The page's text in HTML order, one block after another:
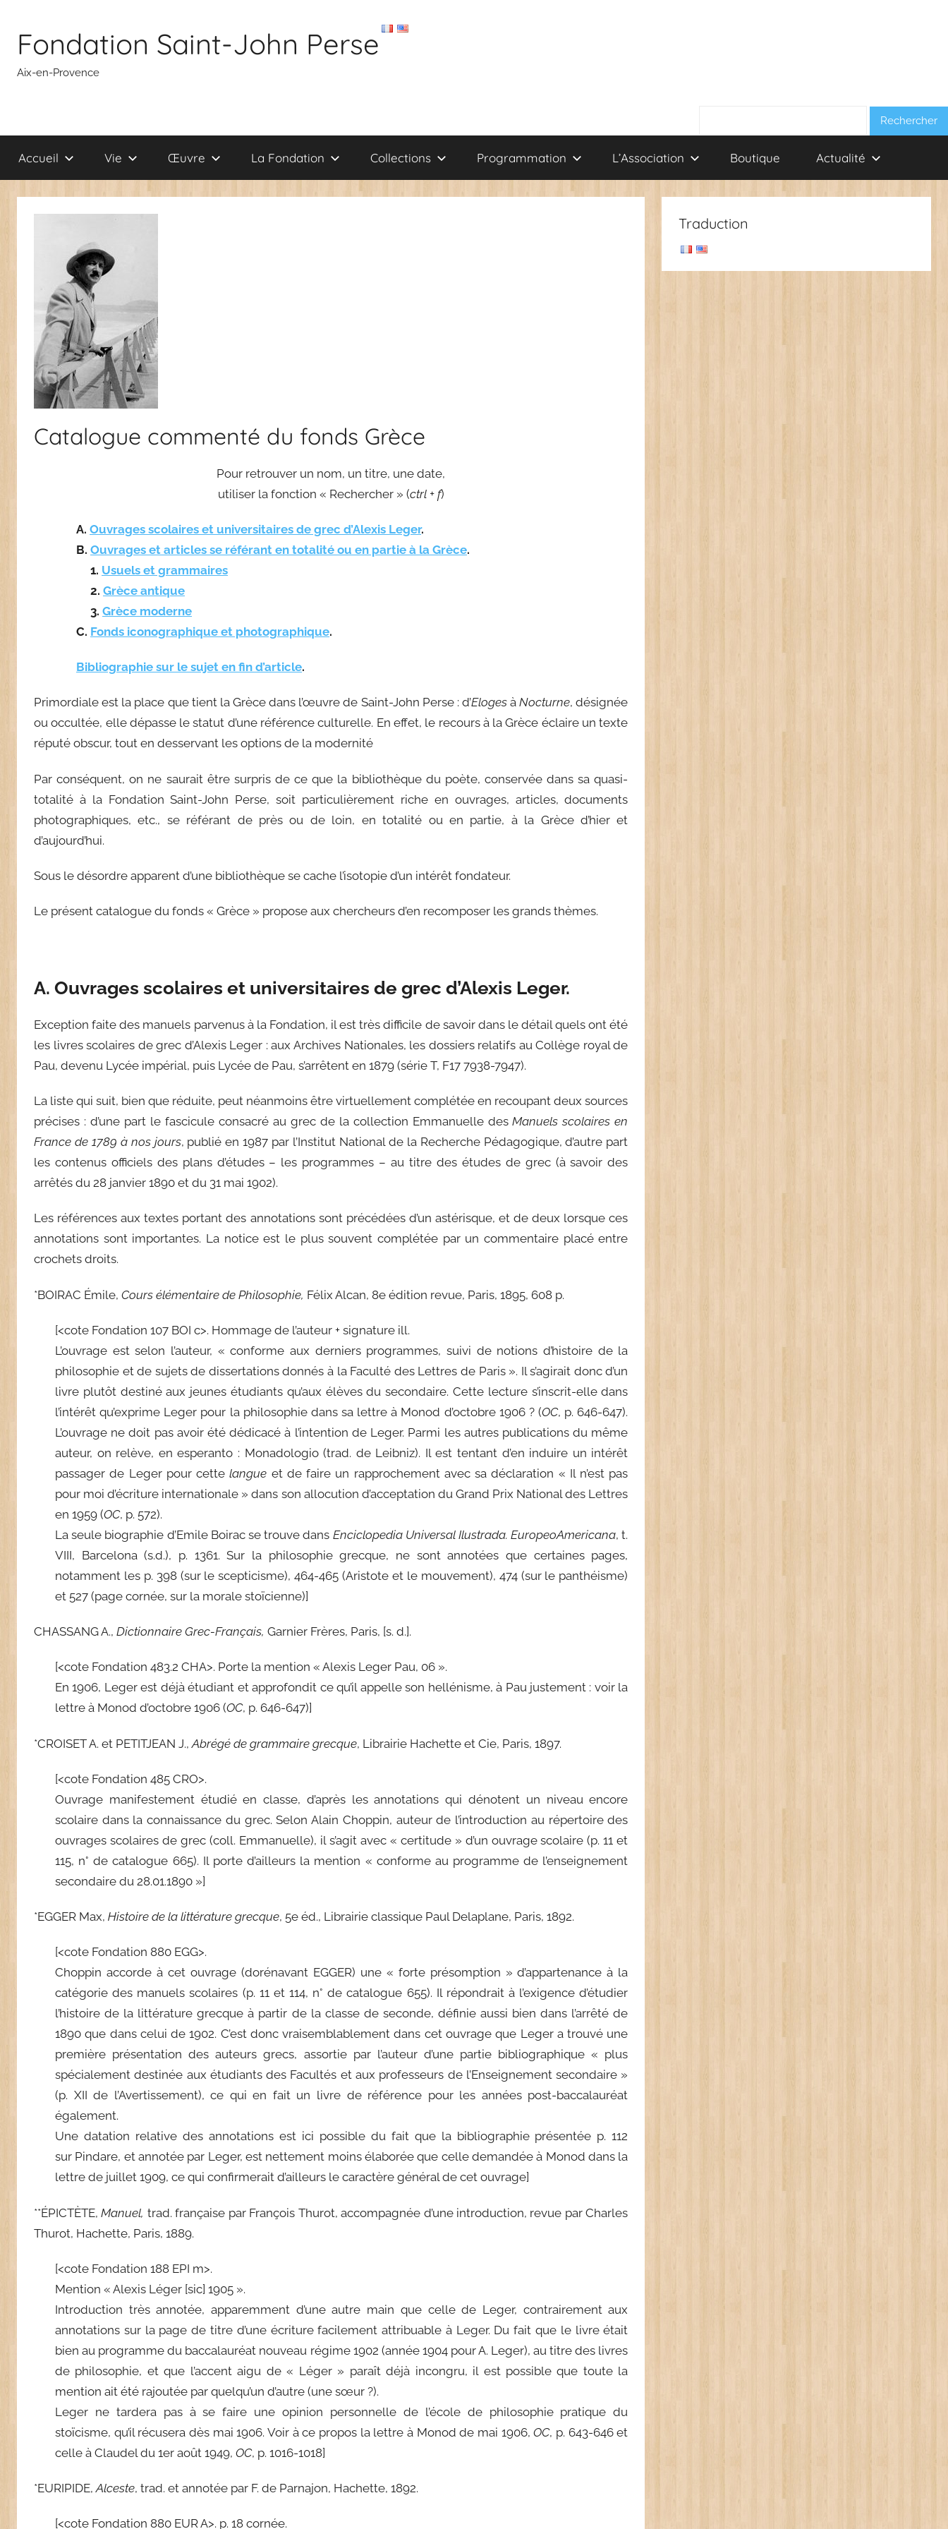
contenu
Fondation Saint-John Perse
Aix-en-Provence
Accueil Vie Œuvre La Fondation Collections Programmation L’Association Boutique Actualité
Catalogue commenté du fonds Grèce
Pour retrouver un nom, un titre, une date,
utiliser la fonction « Rechercher » (ctrl + f)
A. Ouvrages scolaires et universitaires de grec d’Alexis Leger.
B. Ouvrages et articles se référant en totalité ou en partie à la Grèce.
1. Usuels et grammaires
2. Grèce antique
3. Grèce moderne
C. Fonds iconographique et photographique.
Bibliographie sur le sujet en fin d’article.
Primordiale est la place que tient la Grèce dans l’œuvre de Saint-John Perse : d’ElogesàNocturne, désignée
ou occultée, elle dépasse le statut d’une référence culturelle. En effet, le recours à la Grèce éclaire un texte
réputé obscur, tout en desservant les options de la modernité
Par conséquent, on ne saurait être surpris de ce que la bibliothèque du poète, conservée dans sa quasi-
totalité à la Fondation Saint-John Perse, soit particulièrement riche en ouvrages, articles, documents
photographiques, etc., se référant de près ou de loin, en totalité ou en partie, à la Grèce d’hier et
d’aujourd’hui.
Sous le désordre apparent d’une bibliothèque se cache l’isotopie d’un intérêt fondateur.
Le présent catalogue du fonds « Grèce » propose aux chercheurs d’en recomposer les grands thèmes.
A. Ouvrages scolaires et universitaires de grec d’Alexis Leger.
Exception faite des manuels parvenus à la Fondation, il est très difficile de savoir dans le détail quels ont été
les livres scolaires de grec d’Alexis Leger : aux Archives Nationales, les dossiers relatifs au Collège royal de
Pau, devenu Lycée impérial, puis Lycée de Pau, s’arrêtent en 1879 (série T, F17 7938-7947).
La liste qui suit, bien que réduite, peut néanmoins être virtuellement complétée en recoupant deux sources
précises : d’une part le fascicule consacré au grec de la collection Emmanuelle desManuels scolaires en
France de 1789 à nos jours, publié en 1987 par l’Institut National de la Recherche Pédagogique, d’autre part
les contenus officiels des plans d’études – les programmes – au titre des études de grec (à savoir des
arrêtés du 28 janvier 1890 et du 31 mai 1902).
Les références aux textes portant des annotations sont précédées d’un astérisque, et de deux lorsque ces
annotations sont importantes. La notice est le plus souvent complétée par un commentaire placé entre
crochets droits.
*BOIRAC Émile, Cours élémentaire de Philosophie, Félix Alcan, 8e édition revue, Paris, 1895, 608 p.
[<cote Fondation 107 BOI c>. Hommage de l’auteur + signature ill.
L’ouvrage est selon l’auteur, « conforme aux derniers programmes, suivi de notions d’histoire de la
philosophie et de sujets de dissertations donnés à la Faculté des Lettres de Paris ». Il s’agirait donc d’un
livre plutôt destiné aux jeunes étudiants qu’aux élèves du secondaire. Cette lecture s’inscrit-elle dans
l’intérêt qu’exprime Leger pour la philosophie dans sa lettre à Monod d’octobre 1906 ? (OC, p. 646-647).
L’ouvrage ne doit pas avoir été dédicacé à l’intention de Leger. Parmi les autres publications du même
auteur, on relève, en esperanto : Monadologio (trad. de Leibniz). Il est tentant d’en induire un intérêt
passager de Leger pour cettelangue et de faire un rapprochement avec sa déclaration « Il n’est pas
pour moi d’écriture internationale » dans son allocution d’acceptation du Grand Prix National des Lettres
en 1959 (OC, p. 572).
La seule biographie d’Emile Boirac se trouve dans Enciclopedia Universal Ilustrada. EuropeoAmericana, t.
VIII, Barcelona (s.d.), p. 1361. Sur la philosophie grecque, ne sont annotées que certaines pages,
notamment les p. 398 (sur le scepticisme), 464-465 (Aristote et le mouvement), 474 (sur le panthéisme)
et 527 (page cornée, sur la morale stoïcienne)]
CHASSANG A., Dictionnaire Grec-Français, Garnier Frères, Paris, [s. d.].
[<cote Fondation 483.2 CHA>. Porte la mention « Alexis Leger Pau, 06 ».
En 1906, Leger est déjà étudiant et approfondit ce qu’il appelle son hellénisme, à Pau justement : voir la
lettre à Monod d’octobre 1906 (OC, p. 646-647)]
*CROISET A. et PETITJEAN J., Abrégé de grammaire grecque, Librairie Hachette et Cie, Paris, 1897.
[<cote Fondation 485 CRO>.
Ouvrage manifestement étudié en classe, d’après les annotations qui dénotent un niveau encore
scolaire dans la connaissance du grec. Selon Alain Choppin, auteur de l’introduction au répertoire des
ouvrages scolaires de grec (coll. Emmanuelle), il s’agit avec « certitude » d’un ouvrage scolaire (p. 11 et
115, n° de catalogue 665). Il porte d’ailleurs la mention « conforme au programme de l’enseignement
secondaire du 28.01.1890 »]
*EGGER Max, Histoire de la littérature grecque, 5e éd., Librairie classique Paul Delaplane, Paris, 1892.
[<cote Fondation 880 EGG>.
Choppin accorde à cet ouvrage (dorénavant EGGER) une « forte présomption » d’appartenance à la
catégorie des manuels scolaires (p. 11 et 114, n° de catalogue 655). Il répondrait à l’exigence d’étudier
l’histoire de la littérature grecque à partir de la classe de seconde, définie aussi bien dans l’arrêté de
1890 que dans celui de 1902. C’est donc vraisemblablement dans cet ouvrage que Leger a trouvé une
première présentation des auteurs grecs, assortie par l’auteur d’une partie bibliographique « plus
spécialement destinée aux étudiants des Facultés et aux professeurs de l’Enseignement secondaire »
(p. XII de l’Avertissement), ce qui en fait un livre de référence pour les années post-baccalauréat
également.
Une datation relative des annotations est ici possible du fait que la bibliographie présentée p. 112
sur Pindare, et annotée par Leger, est nettement moins élaborée que celle demandée à Monod dans la
lettre de juillet 1909, ce qui confirmerait d’ailleurs le caractère général de cet ouvrage]
**ÉPICTÈTE,Manuel, trad. française par François Thurot, accompagnée d’une introduction, revue par Charles
Thurot, Hachette, Paris, 1889.
[<cote Fondation 188 EPI m>.
Mention « Alexis Léger [sic] 1905 ».
Introduction très annotée, apparemment d’une autre main que celle de Leger, contrairement aux
annotations sur la page de titre d’une écriture facilement attribuable à Leger. Du fait que le livre était
bien au programme du baccalauréat nouveau régime 1902 (année 1904 pour A. Leger), au titre des livres
de philosophie, et que l’accent aigu de « Léger » paraît déjà incongru, il est possible que toute la
mention ait été rajoutée par quelqu’un d’autre (une sœur ?).
Leger ne tardera pas à se faire une opinion personnelle de l’école de philosophie pratique du
stoïcisme, qu’il récusera dès mai 1906. Voir à ce propos la lettre à Monod de mai 1906,OC, p. 643-646 et
celle à Claudel du 1er août 1949, OC, p. 1016-1018]
*EURIPIDE,Alceste, trad. et annotée par F. de Parnajon, Hachette, 1892.
[<cote Fondation 880 EUR A>. p. 18 cornée.
Traduction